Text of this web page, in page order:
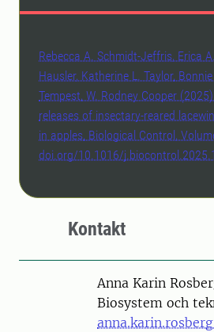
Rebecca A. Schmidt-Jeffris, Erica
Hausler, Katherine L. Taylor,
Tempest, W. Rodney Cooper
releases of insectary-reared
in apples, Biological Control,
doi.org/10.1016/
Kontakt
PersonAnna Karin
Biosystem och